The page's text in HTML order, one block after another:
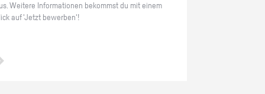
Wei­te­re In­for­ma­tio­nen be­kommst du mit einem
auf 'Jetzt be­wer­ben'!